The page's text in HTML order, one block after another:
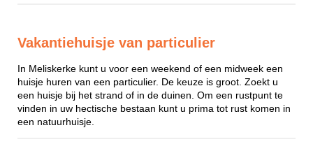
Vakantiehuisje van particulier
In Meliskerke kunt u voor een weekend of een midweek een
huisje huren van een particulier. De keuze is groot. Zoekt u
een huisje bij het strand of in de duinen. Om een rustpunt te
vinden in uw hectische bestaan kunt u prima tot rust komen in
een natuurhuisje.